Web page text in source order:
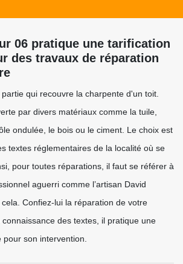
06 pratique une tarification
des travaux de réparation
qui recouvre la charpente d'un toit.
par divers matériaux comme la tuile,
ondulée, le bois ou le ciment. Le choix est
textes réglementaires de la localité où se
pour toutes réparations, il faut se référer à
aguerri comme l’artisan David
Confiez-lui la réparation de votre
des textes, il pratique une
son intervention.